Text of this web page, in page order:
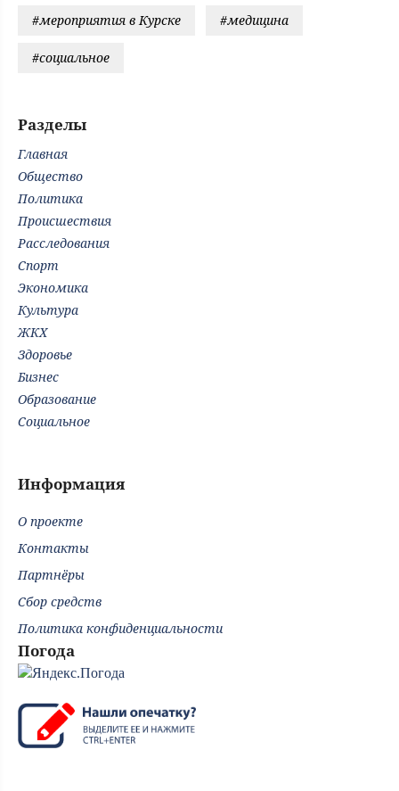
#мероприятия в Курске #медицина
#социальное
Разделы
Главная
Общество
Политика
Происшествия
Расследования
Спорт
Экономика
Культура
ЖКХ
Здоровье
Бизнес
Образование
Социальное
Информация
О проекте
Контакты
Партнёры
Сбор средств
Политика конфиденциальности
Погода